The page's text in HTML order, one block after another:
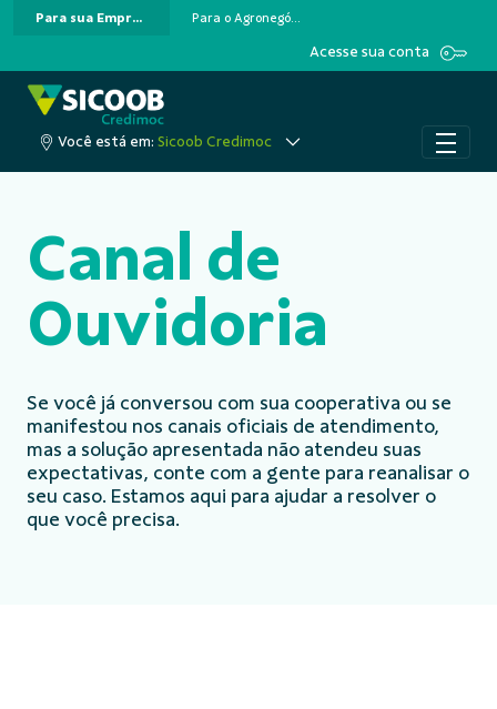
Pular para o Conteúdo principal
Para sua Empresa Para o Agronegócio
Acesse sua conta
Você está em: Sicoob Credimoc
Canal de
Ouvidoria
Se você já conversou com sua cooperativa ou se
manifestou nos canais oficiais de atendimento,
mas a solução apresentada não atendeu suas
expectativas, conte com a gente para reanalisar o
seu caso. Estamos aqui para ajudar a resolver o
que você precisa.